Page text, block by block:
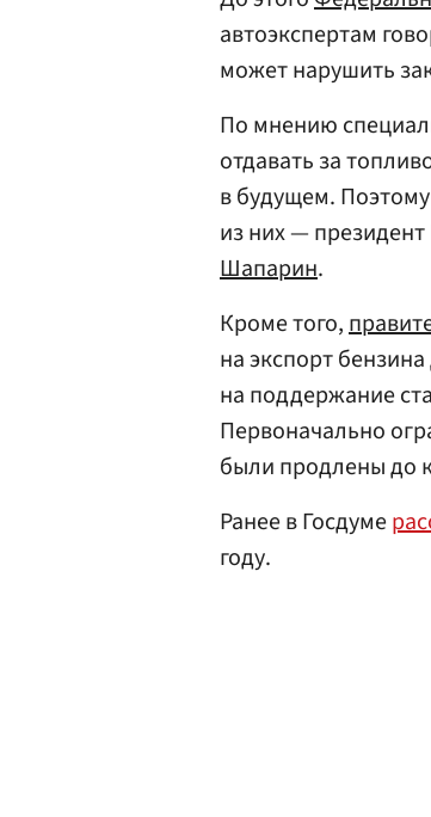
автоэкспертам
может нарушить
По мнению
отдавать за
в будущем.
из них —
Шапарин.
Кроме того,
на экспорт
на поддержание
Первоначально
были продлены до
Ранее в Госдуме
году.